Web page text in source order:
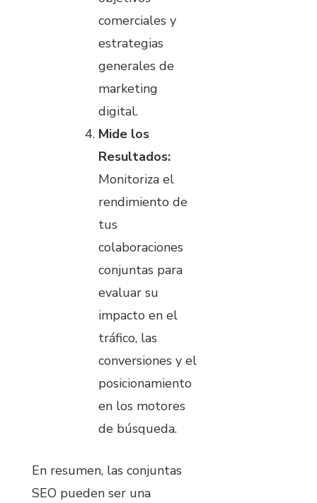
comerciales y
estrategias
generales de
marketing
digital.
Mide los
Resultados:
Monitoriza el
rendimiento de
tus
colaboraciones
conjuntas para
evaluar su
impacto en el
tráfico, las
conversiones y el
posicionamiento
en los motores
de búsqueda.
En resumen, las conjuntas
SEO pueden ser una